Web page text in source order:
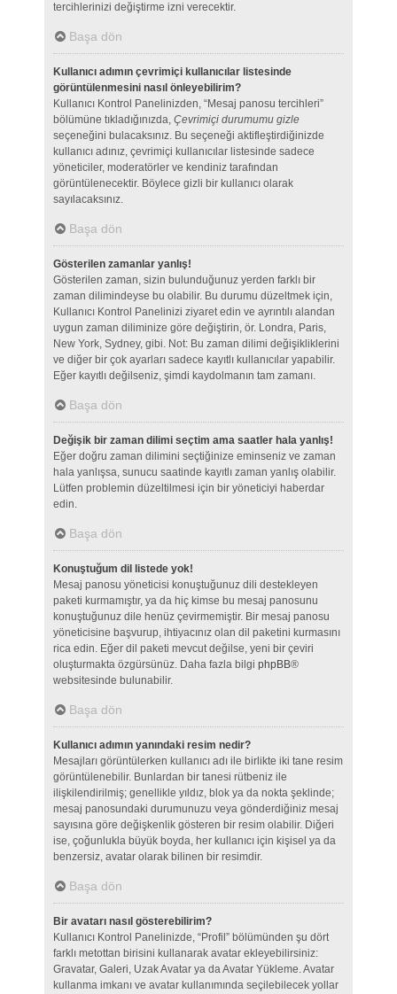
tercihlerinizi değiştirme izni verecektir.
Başa dön
Kullanıcı adımın çevrimiçi kullanıcılar listesinde
görüntülenmesini nasıl önleyebilirim?
Kullanıcı Kontrol Panelinizden, “Mesaj panosu tercihleri”
bölümüne tıkladığınızda, Çevrimiçi durumumu gizle
seçeneğini bulacaksınız. Bu seçeneği aktifleştirdiğinizde
kullanıcı adınız, çevrimiçi kullanıcılar listesinde sadece
yöneticiler, moderatörler ve kendiniz tarafından
görüntülenecektir. Böylece gizli bir kullanıcı olarak
sayılacaksınız.
Başa dön
Gösterilen zamanlar yanlış!
Gösterilen zaman, sizin bulunduğunuz yerden farklı bir
zaman dilimindeyse bu olabilir. Bu durumu düzeltmek için,
Kullanıcı Kontrol Panelinizi ziyaret edin ve ayrıntılı alandan
uygun zaman diliminize göre değiştirin, ör. Londra, Paris,
New York, Sydney, gibi. Not: Bu zaman dilimi değişikliklerini
ve diğer bir çok ayarları sadece kayıtlı kullanıcılar yapabilir.
Eğer kayıtlı değilseniz, şimdi kaydolmanın tam zamanı.
Başa dön
Değişik bir zaman dilimi seçtim ama saatler hala yanlış!
Eğer doğru zaman dilimini seçtiğinize eminseniz ve zaman
hala yanlışsa, sunucu saatinde kayıtlı zaman yanlış olabilir.
Lütfen problemin düzeltilmesi için bir yöneticiyi haberdar
edin.
Başa dön
Konuştuğum dil listede yok!
Mesaj panosu yöneticisi konuştuğunuz dili destekleyen
paketi kurmamıştır, ya da hiç kimse bu mesaj panosunu
konuştuğunuz dile henüz çevirmemiştir. Bir mesaj panosu
yöneticisine başvurup, ihtiyacınız olan dil paketini kurmasını
rica edin. Eğer dil paketi mevcut değilse, yeni bir çeviri
oluşturmakta özgürsünüz. Daha fazla bilgi phpBB®
websitesinde bulunabilir.
Başa dön
Kullanıcı adımın yanındaki resim nedir?
Mesajları görüntülerken kullanıcı adı ile birlikte iki tane resim
görüntülenebilir. Bunlardan bir tanesi rütbeniz ile
ilişkilendirilmiş; genellikle yıldız, blok ya da nokta şeklinde;
mesaj panosundaki durumunuzu veya gönderdiğiniz mesaj
sayısına göre değişkenlik gösteren bir resim olabilir. Diğeri
ise, çoğunlukla büyük boyda, her kullanıcı için kişisel ya da
benzersiz, avatar olarak bilinen bir resimdir.
Başa dön
Bir avatarı nasıl gösterebilirim?
Kullanıcı Kontrol Panelinizde, “Profil” bölümünden şu dört
farklı metottan birisini kullanarak avatar ekleyebilirsiniz:
Gravatar, Galeri, Uzak Avatar ya da Avatar Yükleme. Avatar
kullanma imkanı ve avatar kullanımında seçilebilecek yollar